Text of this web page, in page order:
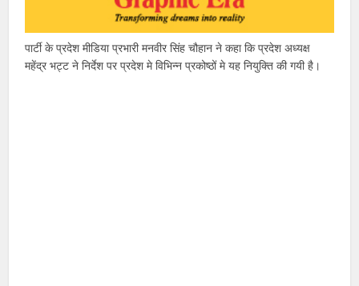
पार्टी के प्रदेश मीडिया प्रभारी मनवीर सिंह चौहान ने कहा कि प्रदेश अध्यक्ष
महेंद्र भट्ट ने निर्देश पर प्रदेश मे विभिन्न प्रकोष्ठों मे यह नियुक्ति की गयी है।